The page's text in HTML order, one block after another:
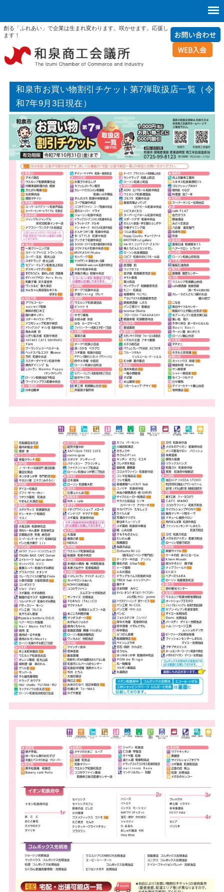
創る「ふれあい」で企業は生まれ変わります。咲かせます。応援し
ます！
和泉市お買い物割引チケット第7弾取扱店一覧（令
和7年9月3日現在）